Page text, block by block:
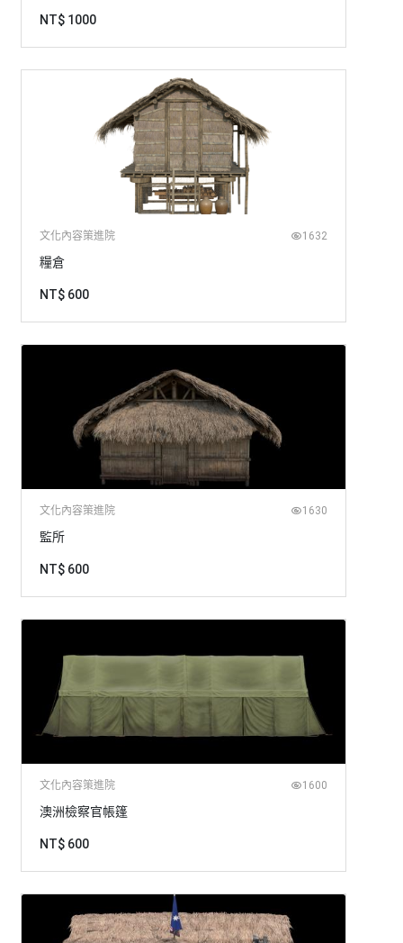
NT$ 1000
文化內容策進院 1632
糧倉
NT$ 600
文化內容策進院 1630
監所
NT$ 600
文化內容策進院 1600
澳洲檢察官帳篷
NT$ 600